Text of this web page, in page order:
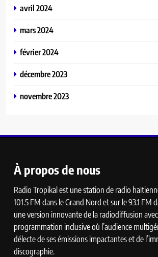
avril 2024
mars 2024
février 2024
décembre 2023
novembre 2023
À propos de nous
Radio Tropikal est une station de radio
101.5 FM dans le Grand Nord et sur le 93.1 FM
une version innovante de la radiodiffusion
programmation inclusive où l’audience
délecte de ses émissions impactantes et de
discographie.